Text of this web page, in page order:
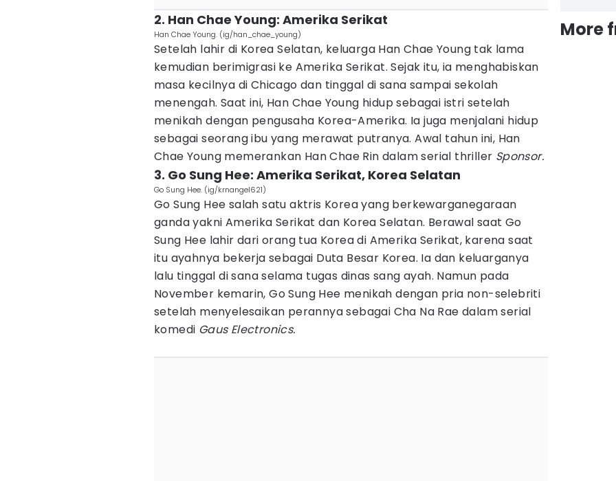
2. Han Chae Young: Amerika Serikat
Han Chae Young. (ig/han_chae_young)
Setelah lahir di Korea Selatan, keluarga Han Chae Young tak lama
kemudian berimigrasi ke Amerika Serikat. Sejak itu, ia menghabiskan
masa kecilnya di Chicago dan tinggal di sana sampai sekolah
menengah. Saat ini, Han Chae Young hidup sebagai istri setelah
menikah dengan pengusaha Korea-Amerika. Ia juga menjalani hidup
sebagai seorang ibu yang merawat putranya. Awal tahun ini, Han
Chae Young memerankan Han Chae Rin dalam serial thriller Sponsor.
3. Go Sung Hee: Amerika Serikat, Korea Selatan
Go Sung Hee. (ig/krnangel621)
Go Sung Hee salah satu aktris Korea yang berkewarganegaraan
ganda yakni Amerika Serikat dan Korea Selatan. Berawal saat Go
Sung Hee lahir dari orang tua Korea di Amerika Serikat, karena saat
itu ayahnya bekerja sebagai Duta Besar Korea. Ia dan keluarganya
lalu tinggal di sana selama tugas dinas sang ayah. Namun pada
November kemarin, Go Sung Hee menikah dengan pria non-selebriti
setelah menyelesaikan perannya sebagai Cha Na Rae dalam serial
komedi Gaus Electronics.
More